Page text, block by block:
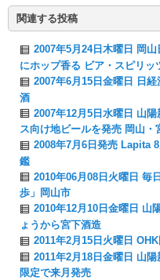
関連する投稿
2007年5月24日木曜日 岡
にホップ香る ビア・スピリッ
2007年6月15日金曜日 日
酒
2007年12月5日水曜日 山
ス向け地ビールを発売 岡山・
2008年7月6日発売 Lapita
鑑
2010年06月08日火曜日 毎
歩」岡山市
2010年12月10日金曜日 山
ょうから宮下酒造
2011年2月15日火曜日
2011年2月18日金曜日 山
限定で来月発売